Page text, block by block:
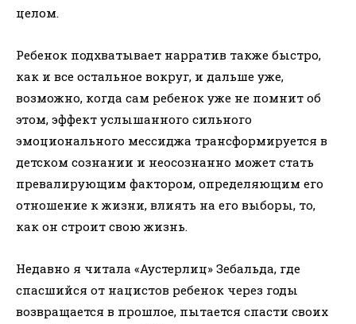
целом.
Ребенок подхватывает нарратив также быстро,
как и все остальное вокруг, и дальше уже,
возможно, когда сам ребенок уже не помнит об
этом, эффект услышанного сильного
эмоционального мессиджа трансформируется в
детском сознании и неосознанно может стать
превалирующим фактором, определяющим его
отношение к жизни, влиять на его выборы, то,
как он строит свою жизнь.
Недавно я читала «Аустерлиц» Зебальда, где
спасшийся от нацистов ребенок через годы
возвращается в прошлое, пытается спасти своих